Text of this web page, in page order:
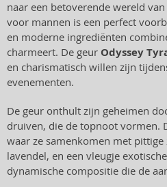
naar een betoverende wereld
voor mannen is een perfect
en moderne ingrediënten
charmeert. De geur Odyssey
en charismatisch willen zijn
evenementen.
De geur onthult zijn geheimen
druiven, die de topnoot vormen.
waar ze samenkomen met
lavendel, en een vleugje
dynamische compositie die de